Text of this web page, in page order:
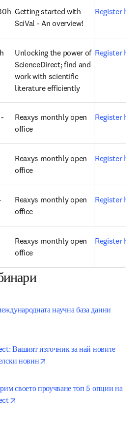
Getting started with
SciVal - An overview!
Register here
Unlocking the power of
ScienceDirect; find and
work with scientific
literature efficiently
Register here
Reaxys monthly open
office
Register here
Reaxys monthly open
office
Register here
Reaxys monthly open
office
Register here
Reaxys monthly open
office
Register here
научна база данни
Вашият източник за най новите
новин
своето проучване топ 5 опции на